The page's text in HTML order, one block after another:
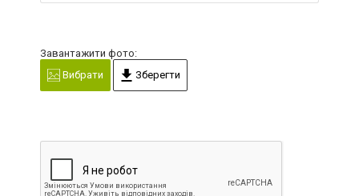
Завантажити фото:
Вибрати
Зберегти